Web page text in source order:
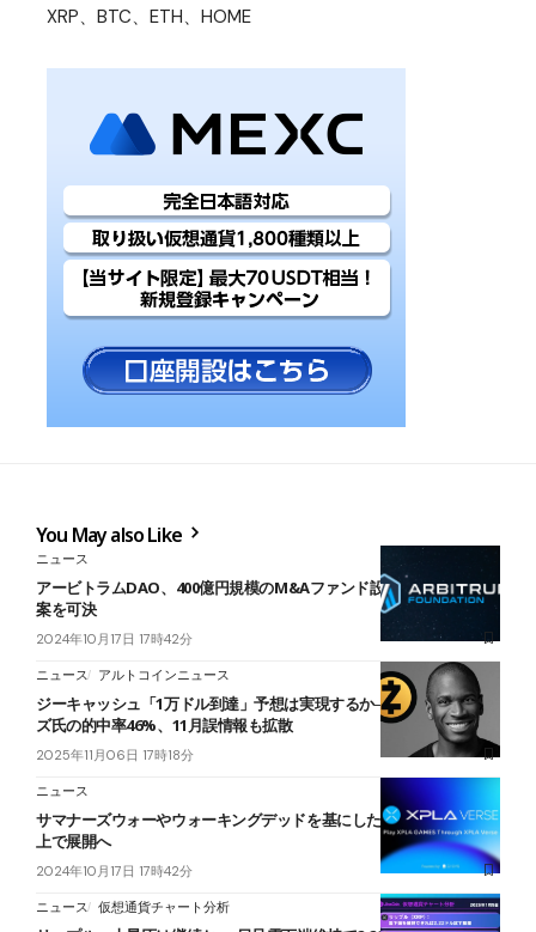
XRP、BTC、ETH、HOME
You May also Like
ニュース
アービトラムDAO、400億円規模のM&Aファンド設立を検討する提
案を可決
2024年10月17日 17時42分
ニュース アルトコインニュース
ジーキャッシュ「1万ドル到達」予想は実現するか──アーサー・ヘイ
ズ氏の的中率46%、11月誤情報も拡散
2025年11月06日 17時18分
ニュース
サマナーズウォーやウォーキングデッドを基にしたゲームがOasys
上で展開へ
2024年10月17日 17時42分
ニュース 仮想通貨チャート分析